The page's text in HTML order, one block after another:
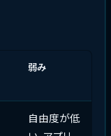
弱み
自由度が低